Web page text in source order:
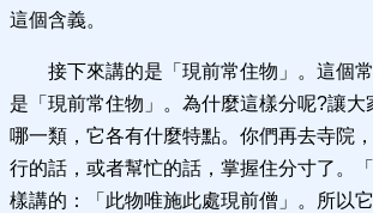
這個含義。
接下來講的是「現前常住物」。這個
是「現前常住物」。為什麼這樣分呢?讓大
哪一類，它各有什麼特點。你們再去寺院
行的話，或者幫忙的話，掌握住分寸了。
樣講的：「此物唯施此處現前僧」。所以